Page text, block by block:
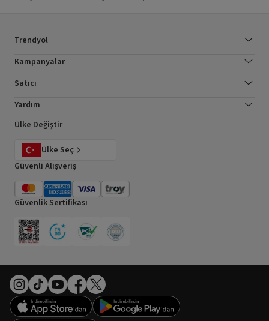
Trendyol
Kampanyalar
Satıcı
Yardım
Ülke Değiştir
Ülke Seç
Güvenli Alışveriş
Güvenlik Sertifikası